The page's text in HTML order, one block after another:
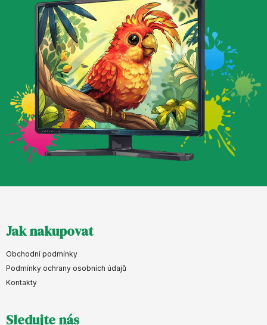
á
p
a
Jak nakupovat
Obchodní podmínky
Podmínky ochrany osobních údajů
Kontakty
Sledujte nás